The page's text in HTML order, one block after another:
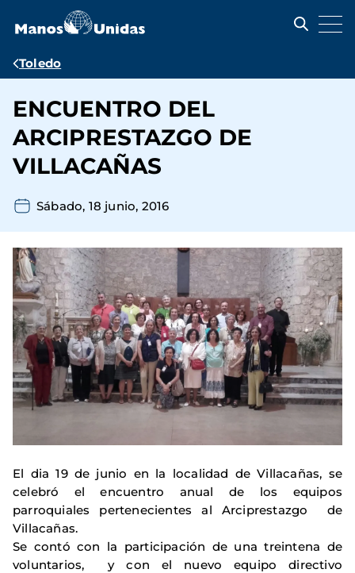
contenido
Ruta
navegación
Toledo
ENCUENTRO DEL
ARCIPRESTAZGO DE
VILLACAÑAS
Sábado, 18 junio, 2016
El dia 19 de junio en la localidad de Villacañas, se
celebró el encuentro anual de los equipos
parroquiales pertenecientes al Arciprestazgo de
Villacañas.
Se contó con la participación de una treintena de
voluntarios, y con el nuevo equipo directivo